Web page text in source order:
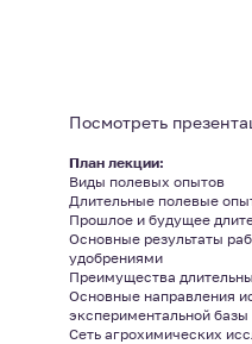
Посмотреть
План лекции:
Виды полевых опытов
Длительные полевые
Прошлое и будущее
Основные результаты
удобрениями
Преимущества
Основные направления
экспериментальной базы
Сеть агрохимических